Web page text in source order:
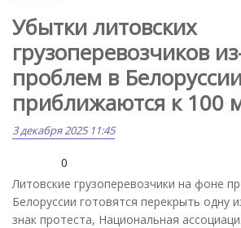
Убытки литовских
грузоперевозчиков
проблем в
приближаются к 100
3 декабря 2025 11:45
0
Литовские грузоперевозчики на фоне
Белоруссии готовятся перекрыть одну
знак протеста, Национальная